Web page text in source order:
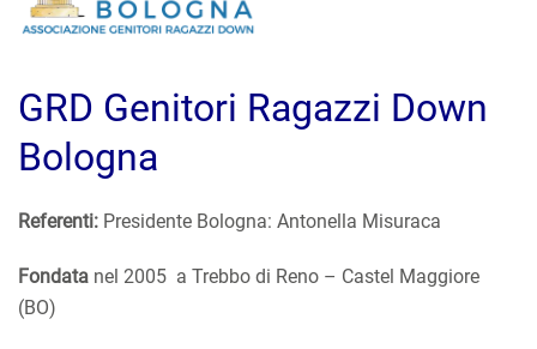
GRD Genitori Ragazzi Down
Bologna
Referenti: Presidente Bologna: Antonella Misuraca
Fondata nel 2005 a Trebbo di Reno – Castel Maggiore
(BO)